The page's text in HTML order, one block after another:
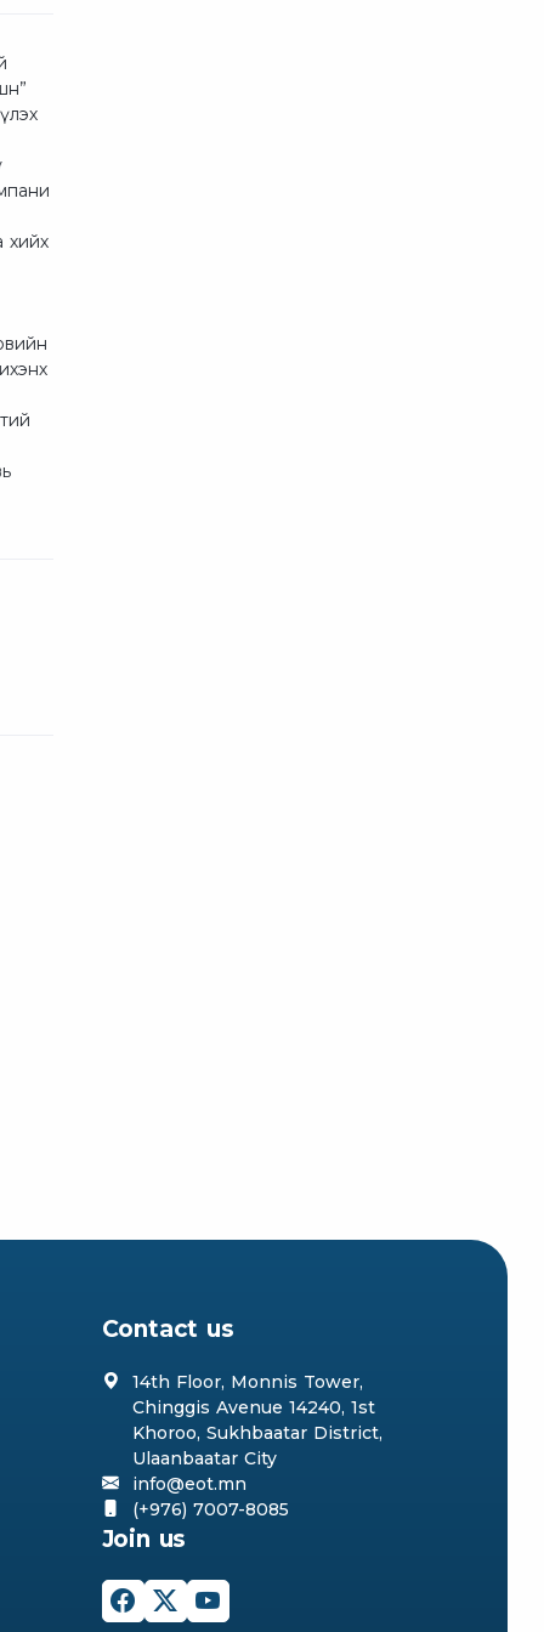
хийх
Contact us
14th Floor, Monnis Tower,
Chinggis Avenue 14240, 1st
Khoroo, Sukhbaatar District,
Ulaanbaatar City
info@eot.mn
(+976) 7007-8085
Join us